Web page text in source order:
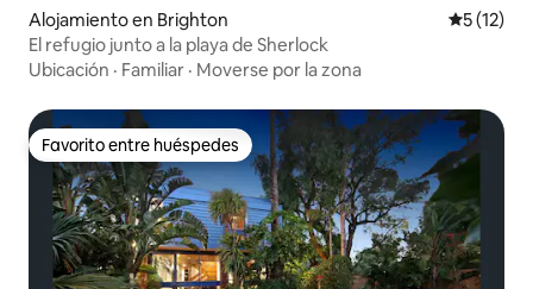
Alojamiento en Brighton
5 (12)
El refugio junto a la playa de Sherlock
Ubicación · Familiar · Moverse por la zona
Favorito entre huéspedes
Favorito entre huéspedes